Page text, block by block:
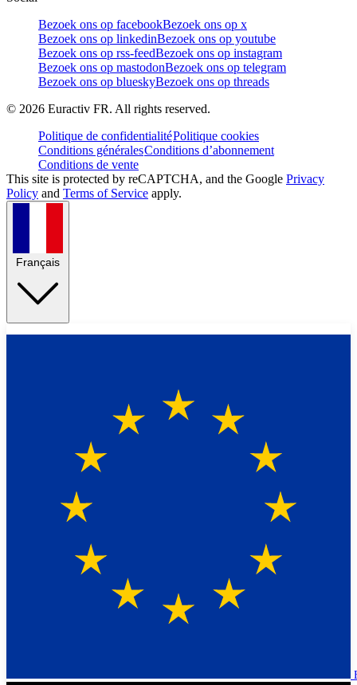
Bezoek ons op facebookBezoek ons op x
Bezoek ons op linkedinBezoek ons op youtube
Bezoek ons op rss-feedBezoek ons op instagram
Bezoek ons op mastodonBezoek ons op telegram
Bezoek ons op blueskyBezoek ons op threads
© 2026 Euractiv FR. All rights reserved.
Politique de confidentialitéPolitique cookies
Conditions généralesConditions d’abonnement
Conditions de vente
This site is protected by reCAPTCHA, and the Google Privacy
Policy and Terms of Service apply.
Français